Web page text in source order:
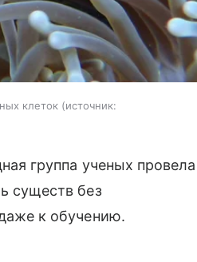
клеток
источник:
группа ученых провела
существ без
к обучению.